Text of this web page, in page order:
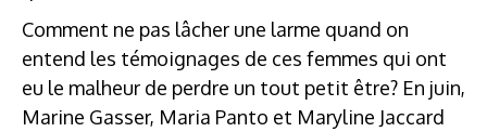
Comment ne pas lâcher une larme quand on
entend les témoignages de ces femmes qui ont
eu le malheur de perdre un tout petit être? En juin,
Marine Gasser, Maria Panto et Maryline Jaccard